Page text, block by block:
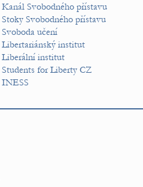
Kanál Svobodného přístavu
Stoky Svobodného přístavu
Svoboda učení
Libertariánský institut
Liberální institut
Students for Liberty CZ
INESS